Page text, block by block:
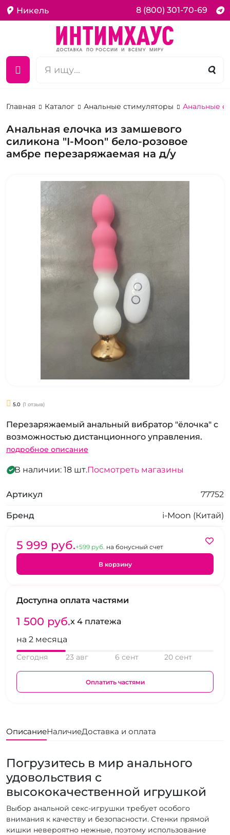
Никель 8 (800) 301-70-69
Главная Каталог Анальные стимуляторы Анальные
Анальная елочка из замшевого
силикона "I-Moon" бело-розовое
амбре перезаряжаемая на д/у
5.0 (1 отзыв)
Перезаряжаемый анальный вибратор "ёлочка" с
возможностью дистанционного управления.
подробное описание
В наличии: 18 шт.Посмотреть магазины
Артикул 77752
Бренд i-Moon (Китай)
5 999 pуб.+599 pуб. на бонусный счет
В корзину
Доступна оплата частями
1 500 pуб.x 4 платежа
на 2 месяца
Сегодня 23 авг 6 сент 20 сент
Оплатить частями
ОписаниеНаличиеДоставка и оплата
Погрузитесь в мир анального
удовольствия с
высококачественной игрушкой
Выбор анальной секс-игрушки требует особого
внимания к качеству и безопасности. Стенки прямой
кишки невероятно нежные, поэтому использование